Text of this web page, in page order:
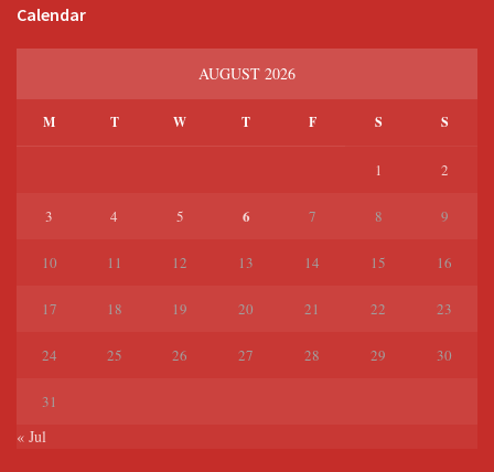
Calendar
AUGUST 2026
M T W T F S S
1 2
3 4 5 6 7 8 9
10 11 12 13 14 15 16
17 18 19 20 21 22 23
24 25 26 27 28 29 30
31
« Jul